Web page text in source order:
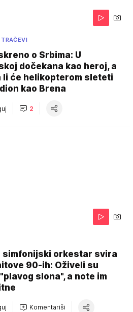
o Srbima: U
dočekana kao heroj, a
li će helikopterom sleteti
kao Brena
2
simfonijski orkestar svira
90-ih: Oživeli su
slona", a note im
Komentariši